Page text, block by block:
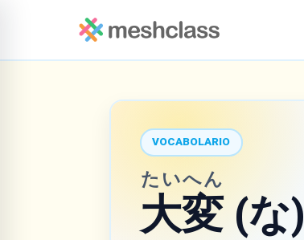
VOCABOLARIO
大変
たいへん
(な)